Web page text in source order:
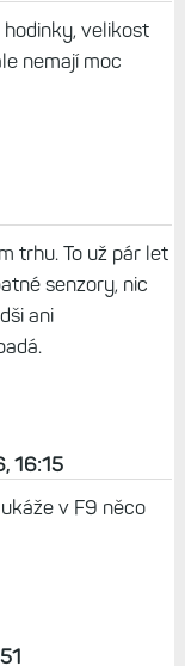
velikost
nemají moc
trhu. To už pár let
senzory, nic
ani
16:15
v F9 něco